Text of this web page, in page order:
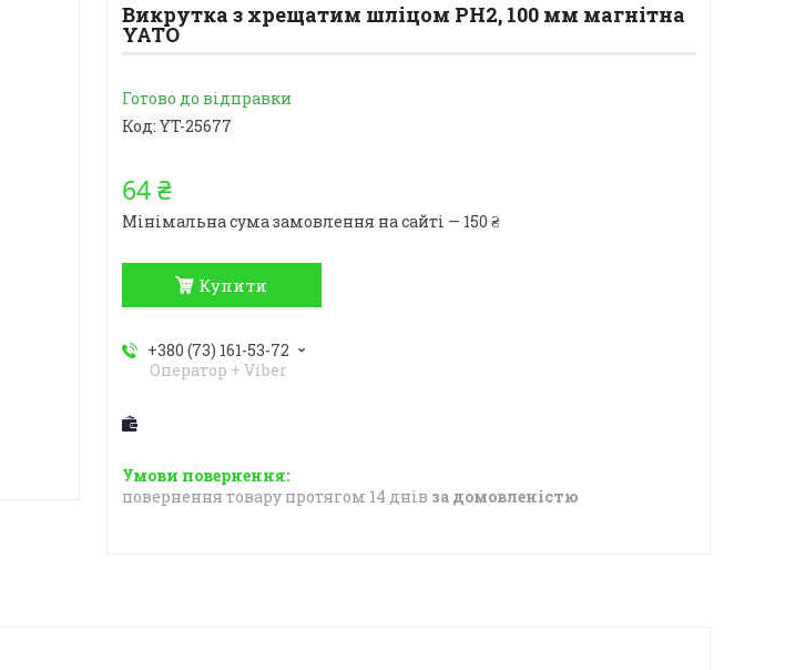
Викрутка з хрещатим шліцом PH2, 100 мм магнітна
YATO
Готово до відправки
Код: YT-25677
64 ₴
Мінімальна сума замовлення на сайті — 150 ₴
Купити
+380 (73) 161-53-72
Оператор + Viber
повернення товару протягом 14 днів за домовленістю